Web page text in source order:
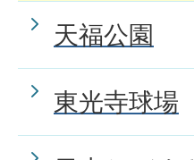
天福公園
東光寺球場